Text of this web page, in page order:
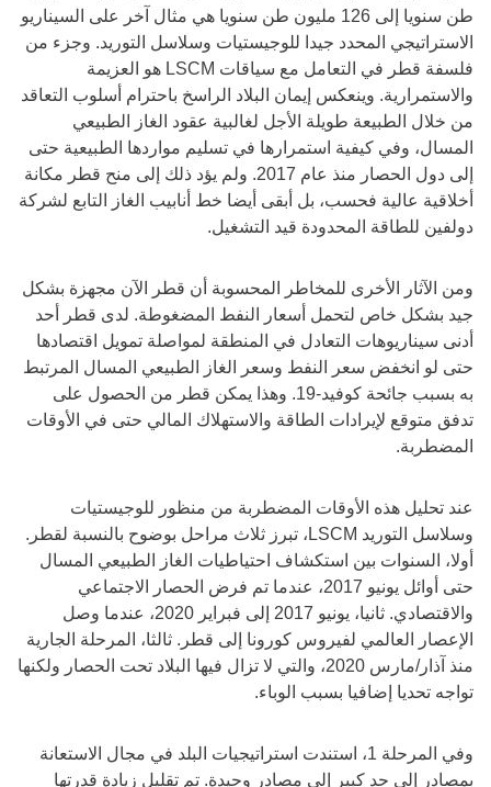
طن سنويا إلى 126 مليون طن سنويا هي مثال آخر على السيناريو
الاستراتيجي المحدد جيدا للوجيستيات وسلاسل التوريد. وجزء من
فلسفة قطر في التعامل مع سياقات LSCM هو العزيمة
والاستمرارية. وينعكس إيمان البلاد الراسخ باحترام أسلوب التعاقد
من خلال الطبيعة طويلة الأجل لغالبية عقود الغاز الطبيعي
المسال، وفي كيفية استمرارها في تسليم مواردها الطبيعية حتى
إلى دول الحصار منذ عام 2017. ولم يؤد ذلك إلى منح قطر مكانة
أخلاقية عالية فحسب، بل أبقى أيضا خط أنابيب الغاز التابع لشركة
دولفين للطاقة المحدودة قيد التشغيل.
ومن الآثار الأخرى للمخاطر المحسوبة أن قطر الآن مجهزة بشكل
جيد بشكل خاص لتحمل أسعار النفط المضغوطة. لدى قطر أحد
أدنى سيناريوهات التعادل في المنطقة لمواصلة تمويل اقتصادها
حتى لو انخفض سعر النفط وسعر الغاز الطبيعي المسال المرتبط
به بسبب جائحة كوفيد-19. وهذا يمكن قطر من الحصول على
تدفق متوقع لإيرادات الطاقة والاستهلاك المالي حتى في الأوقات
المضطربة.
عند تحليل هذه الأوقات المضطربة من منظور للوجيستيات
وسلاسل التوريد LSCM، تبرز ثلاث مراحل بوضوح بالنسبة لقطر.
أولا، السنوات بين استكشاف احتياطيات الغاز الطبيعي المسال
حتى أوائل يونيو 2017، عندما تم فرض الحصار الاجتماعي
والاقتصادي. ثانيا، يونيو 2017 إلى فبراير 2020، عندما وصل
الإعصار العالمي لفيروس كورونا إلى قطر. ثالثا، المرحلة الجارية
منذ آذار/مارس 2020، والتي لا تزال فيها البلاد تحت الحصار ولكنها
تواجه تحديا إضافيا بسبب الوباء.
وفي المرحلة 1، استندت استراتيجيات البلد في مجال الاستعانة
بمصادر إلى حد كبير إلى مصادر وحيدة. تم تقليل زيادة قدرتها